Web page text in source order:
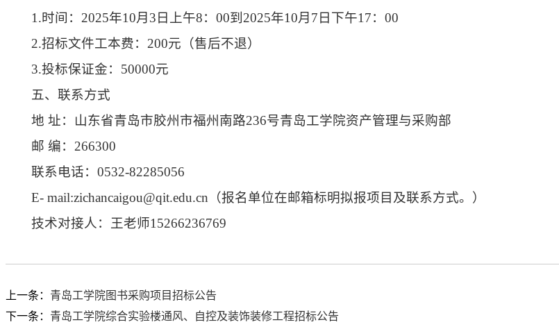
1.时间：2025年10月3日上午8：00到2025年10月7日下午17：00
2.招标文件工本费：200元（售后不退）
3.投标保证金：50000元
五、联系方式
地 址：山东省青岛市胶州市福州南路236号青岛工学院资产管理与采购部
邮 编：266300
联系电话：0532-82285056
E- mail:zichancaigou@qit.edu.cn（报名单位在邮箱标明拟报项目及联系方式。）
技术对接人：王老师15266236769
上一条： 青岛工学院图书采购项目招标公告
下一条： 青岛工学院综合实验楼通风、自控及装饰装修工程招标公告